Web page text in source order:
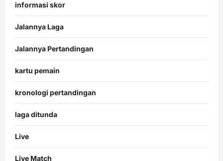
informasi skor
Jalannya Laga
Jalannya Pertandingan
kartu pemain
kronologi pertandingan
laga ditunda
Live
Live Match